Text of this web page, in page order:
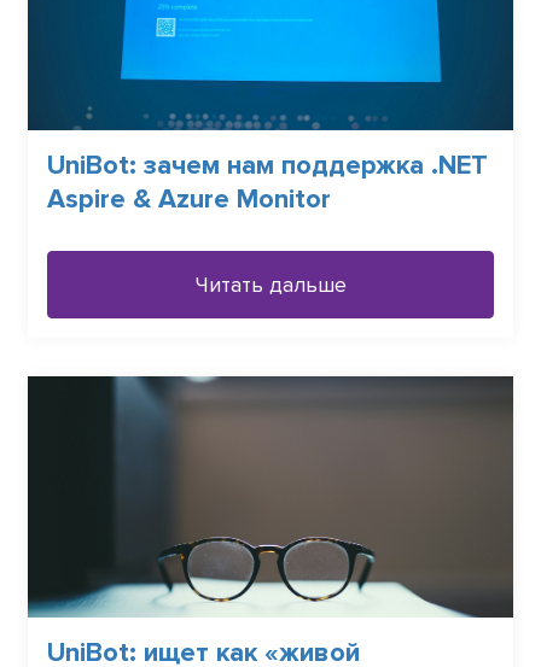
UniBot: зачем нам поддержка .NET
Aspire & Azure Monitor
Читать дальше
UniBot: ищет как «живой